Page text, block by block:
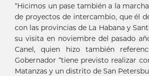
“Hicimos un pase también a la
de proyectos de intercambio, que él
con las provincias de La Habana y
su visita en noviembre del pasado
Canel, quien hizo también
Gobernador “tiene previsto realizar
Matanzas y un distrito de San